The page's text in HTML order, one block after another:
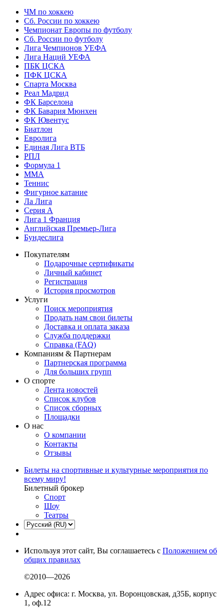
ЧМ по хоккею
Сб. России по хоккею
Чемпионат Европы по футболу
Сб. России по футболу
Лига Чемпионов УЕФА
Лига Наций УЕФА
ПБК ЦСКА
ПФК ЦСКА
Спарта Москва
Реал Мадрид
ФК Барселона
ФК Бавария Мюнхен
ФК Ювентус
Биатлон
Евролига
Единая Лига ВТБ
РПЛ
Формула 1
MMA
Теннис
Фигурное катание
Ла Лига
Серия А
Лига 1 Франция
Английская Премьер-Лига
Бундеслига
Покупателям
Подарочные сертификаты
Личный кабинет
Регистрация
История просмотров
Услуги
Поиск мероприятия
Продать нам свои билеты
Доставка и оплата заказа
Служба поддержки
Справка (FAQ)
Компаниям & Партнерам
Партнерская программа
Для больших групп
О спорте
Лента новостей
Список клубов
Список сборных
Площадки
О нас
О компании
Контакты
Отзывы
Билеты на спортивные и культурные мероприятия по
всему миру!
Билетный брокер
Спорт
Шоу
Театры
Используя этот сайт, Вы соглашаетесь с Положением об
общих правилах
©2010—2026
Адрес офиса: г. Москва, ул. Воронцовская, д35Б, корпус
1, оф.12